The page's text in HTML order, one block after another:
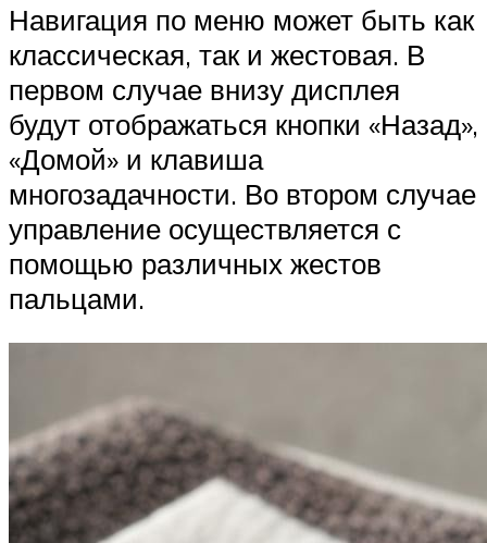
Навигация по меню может быть как
классическая, так и жестовая. В
первом случае внизу дисплея
будут отображаться кнопки «Назад»,
«Домой» и клавиша
многозадачности. Во втором случае
управление осуществляется с
помощью различных жестов
пальцами.